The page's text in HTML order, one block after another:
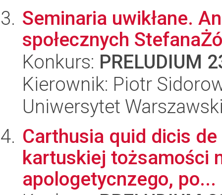
Seminaria uwikłane.
społecznych
Konkurs: PRELUDIUM
Kierownik: Piotr
Uniwersytet
Carthusia quid dicis
kartuskiej tożsamości
apologetycnzego, po...